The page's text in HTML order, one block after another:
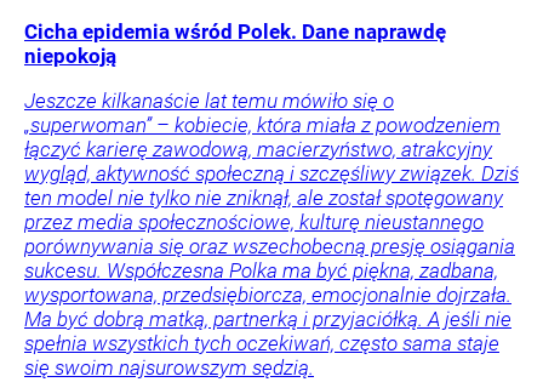
Cicha epidemia wśród Polek. Dane naprawdę
niepokoją
Jeszcze kilkanaście lat temu mówiło się o
„superwoman” – kobiecie, która miała z powodzeniem
łączyć karierę zawodową, macierzyństwo, atrakcyjny
wygląd, aktywność społeczną i szczęśliwy związek. Dziś
ten model nie tylko nie zniknął, ale został spotęgowany
przez media społecznościowe, kulturę nieustannego
porównywania się oraz wszechobecną presję osiągania
sukcesu. Współczesna Polka ma być piękna, zadbana,
wysportowana, przedsiębiorcza, emocjonalnie dojrzała.
Ma być dobrą matką, partnerką i przyjaciółką. A jeśli nie
spełnia wszystkich tych oczekiwań, często sama staje
się swoim najsurowszym sędzią.